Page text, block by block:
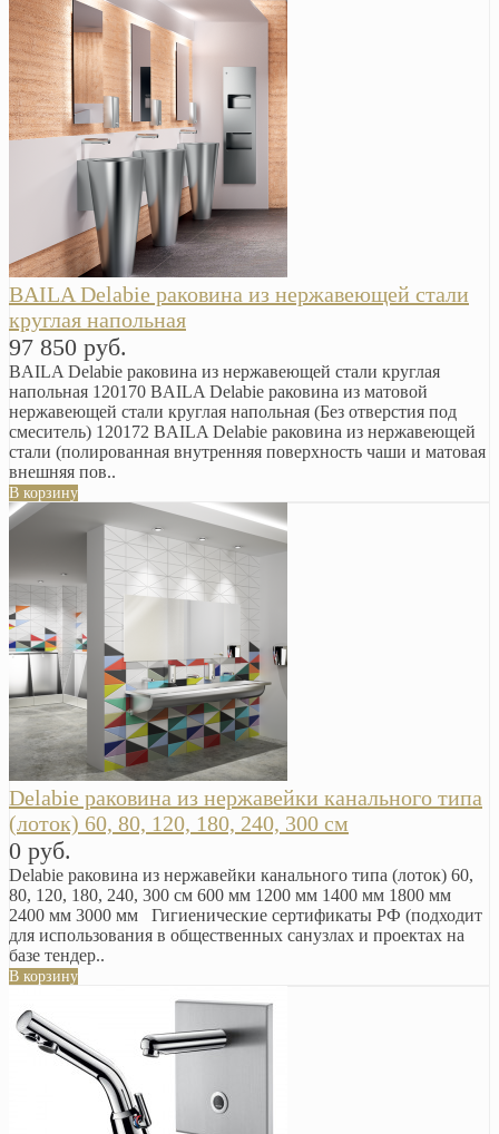
BAILA Delabie раковина из нержавеющей стали
круглая напольная
97 850 руб.
BAILA Delabie раковина из нержавеющей стали круглая
напольная 120170 BAILA Delabie раковина из матовой
нержавеющей стали круглая напольная (Без отверстия под
смеситель) 120172 BAILA Delabie раковина из нержавеющей
стали (полированная внутренняя поверхность чаши и матовая
внешняя пов..
В корзину
Delabie раковина из нержавейки канального типа
(лоток) 60, 80, 120, 180, 240, 300 см
0 руб.
Delabie раковина из нержавейки канального типа (лоток) 60,
80, 120, 180, 240, 300 см 600 мм 1200 мм 1400 мм 1800 мм
2400 мм 3000 мм Гигиенические сертификаты РФ (подходит
для использования в общественных санузлах и проектах на
базе тендер..
В корзину